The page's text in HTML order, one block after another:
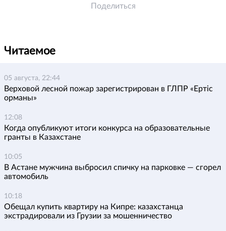
Поделиться
Читаемое
05 августа, 22:44
Верховой лесной пожар зарегистрирован в ГЛПР «Ертіс
орманы»
12:08
Когда опубликуют итоги конкурса на образовательные
гранты в Казахстане
10:05
В Астане мужчина выбросил спичку на парковке — сгорел
автомобиль
10:18
Обещал купить квартиру на Кипре: казахстанца
экстрадировали из Грузии за мошенничество